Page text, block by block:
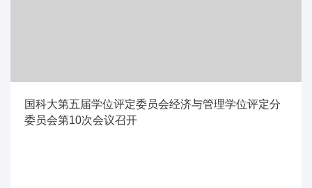
国科大第五届学位评定委员会经济与管理学位评定分
委员会第10次会议召开